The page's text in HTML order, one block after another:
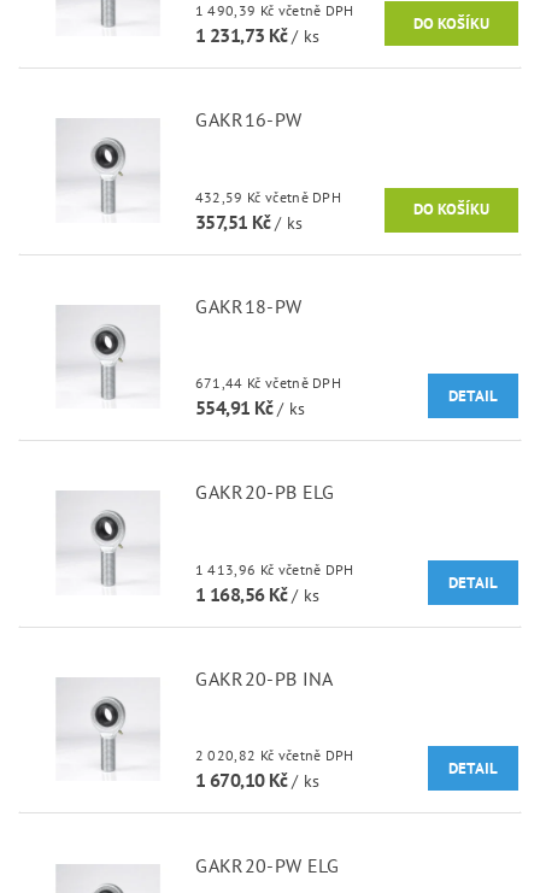
1 490,39 Kč včetně DPH
1 231,73 Kč/ ks
GAKR16-PW
432,59 Kč včetně DPH
357,51 Kč/ ks
GAKR18-PW
671,44 Kč včetně DPH
554,91 Kč/ ks
DETAIL
GAKR20-PB ELG
1 413,96 Kč včetně DPH
1 168,56 Kč/ ks
DETAIL
GAKR20-PB INA
2 020,82 Kč včetně DPH
1 670,10 Kč/ ks
DETAIL
GAKR20-PW ELG